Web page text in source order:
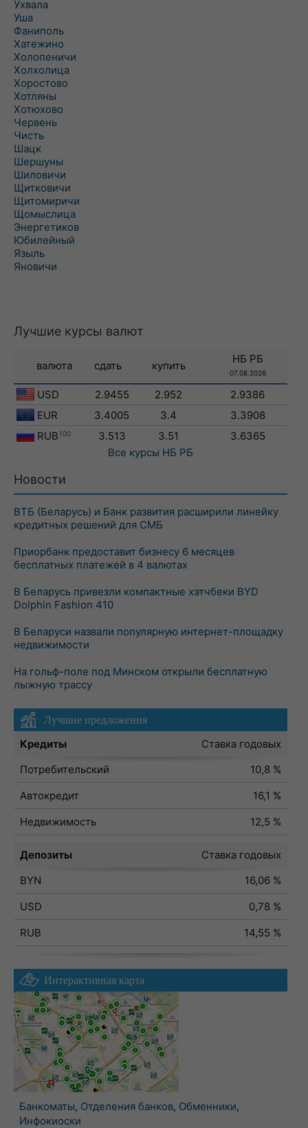
Ухвала
Уша
Фаниполь
Хатежино
Холопеничи
Холхолица
Хоростово
Хотляны
Хотюхово
Червень
Чисть
Шацк
Шершуны
Шиловичи
Щитковичи
Щитомиричи
Щомыслица
Энергетиков
Юбилейный
Языль
Яновичи
Лучшие курсы валют
валюта сдать купить
НБ РБ
07.08.2026
USD 2.9455 2.952
2.9386
EUR
3.4005 3.4
3.3908
RUB 100 3.513 3.51
3.6365
Все курсы НБ РБ
Новости
ВТБ (Беларусь) и Банк развития расширили линейку
кредитных решений для СМБ
Приорбанк предоставит бизнесу 6 месяцев
бесплатных платежей в 4 валютах
В Беларусь привезли компактные хэтчбеки BYD
Dolphin Fashion 410
В Беларуси назвали популярную интернет-площадку
недвижимости
На гольф-поле под Минском открыли бесплатную
лыжную трассу
Лучшие предложения
Кредиты
Ставка годовых
Потребительский
10,8 %
Автокредит
16,1 %
Недвижимость
12,5 %
Депозиты
Ставка годовых
BYN
16,06 %
USD
0,78 %
RUB
14,55 %
Интерактивная карта
Банкоматы, Отделения банков, Обменники,
Инфокиоски